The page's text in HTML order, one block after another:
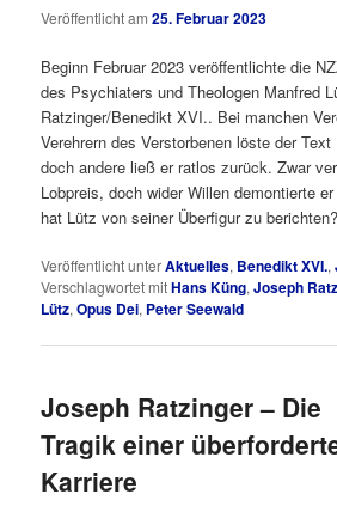
Veröffentlicht am25. Februar 2023
Beginn Februar 2023 veröffentlichte die
des Psychiaters und Theologen Manfred
Ratzinger/Benedikt XVI.. Bei manchen
Verehrern des Verstorbenen löste der
doch andere ließ er ratlos zurück. Zwar
Lobpreis, doch wider Willen demontierte
hat Lütz von seiner Überfigur zu
Veröffentlicht unterAktuelles, Benedikt XVI.,
Verschlagwortet mitHans Küng,Joseph
Lütz,Opus Dei, Peter Seewald
Joseph Ratzinger – Die
Tragik einer
Karriere